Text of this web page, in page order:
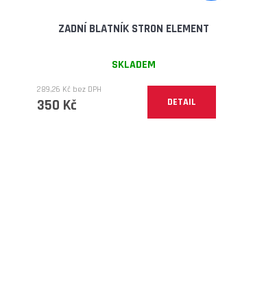
ZADNÍ BLATNÍK STRON ELEMENT
SKLADEM
289,26 Kč bez DPH
350 Kč DETAIL